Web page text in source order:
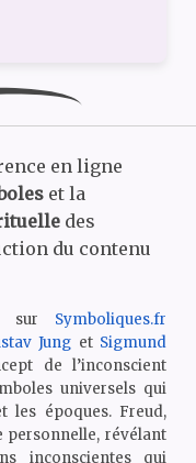
en ligne
et la
des
du contenu
sur Symboliques.fr
Jung et Sigmund
de l’inconscient
universels qui
les époques. Freud,
personnelle, révélant
inconscientes qui